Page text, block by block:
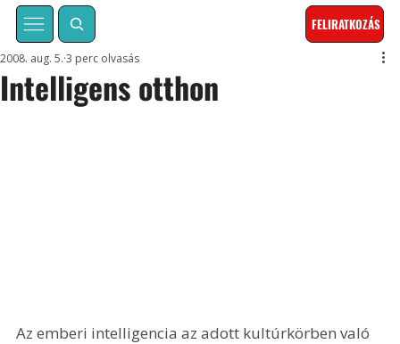
FELIRATKOZÁS
Intelligens otthon
2008. aug. 5. 3 perc olvasás
Az emberi intelligencia az adott kultúrkörben való